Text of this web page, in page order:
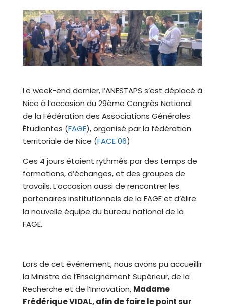
Le week-end dernier, l’ANESTAPS s’est déplacé à
Nice à l’occasion du 29ème Congrès National
de la Fédération des Associations Générales
Étudiantes (FAGE), organisé par la fédération
territoriale de Nice (FACE 06)
Ces 4 jours étaient rythmés par des temps de
formations, d’échanges, et des groupes de
travails. L’occasion aussi de rencontrer les
partenaires institutionnels de la FAGE et d’élire
la nouvelle équipe du bureau national de la
FAGE.
Lors de cet événement, nous avons pu accueillir
la Ministre de l’Enseignement Supérieur, de la
Recherche et de l’Innovation, Madame
Frédérique VIDAL, afin de faire le point sur